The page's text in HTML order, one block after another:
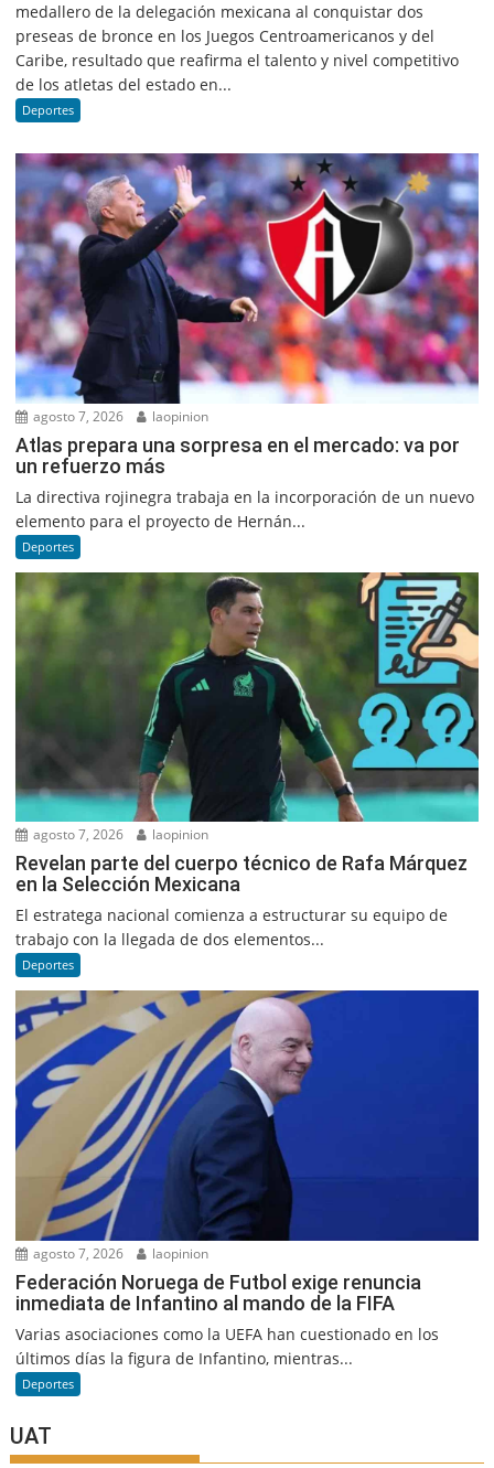
medallero de la delegación mexicana al conquistar dos
preseas de bronce en los Juegos Centroamericanos y del
Caribe, resultado que reafirma el talento y nivel competitivo
de los atletas del estado en...
Deportes
agosto 7, 2026 laopinion
Atlas prepara una sorpresa en el mercado: va por
un refuerzo más
La directiva rojinegra trabaja en la incorporación de un nuevo
elemento para el proyecto de Hernán...
Deportes
agosto 7, 2026 laopinion
Revelan parte del cuerpo técnico de Rafa Márquez
en la Selección Mexicana
El estratega nacional comienza a estructurar su equipo de
trabajo con la llegada de dos elementos...
Deportes
agosto 7, 2026 laopinion
Federación Noruega de Futbol exige renuncia
inmediata de Infantino al mando de la FIFA
Varias asociaciones como la UEFA han cuestionado en los
últimos días la figura de Infantino, mientras...
Deportes
UAT